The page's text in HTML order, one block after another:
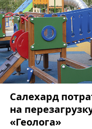
Салехард
на
«Геолога»